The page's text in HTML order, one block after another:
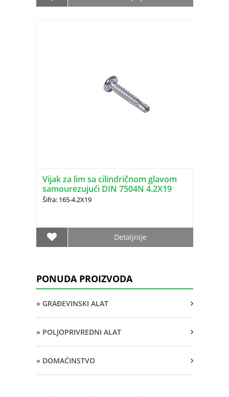
Vijak za lim sa cilindričnom glavom
samourezujući DIN 7504N 4.2X19
Šifra: 165-4.2X19
Detaljnije
PONUDA PROIZVODA
» GRAĐEVINSKI ALAT
» POLJOPRIVREDNI ALAT
» DOMAĆINSTVO